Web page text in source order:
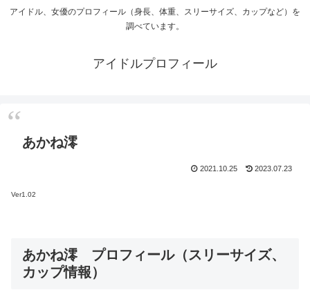
アイドル、女優のプロフィール（身長、体重、スリーサイズ、カップなど）を
調べています。
アイドルプロフィール
あかね澪
2021.10.25 2023.07.23
Ver1.02
あかね澪 プロフィール（スリーサイズ、
カップ情報）